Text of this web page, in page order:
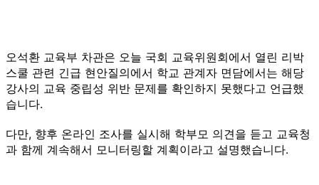
오석환 교육부 차관은 오늘 국회 교육위원회에서 열린 리박
스쿨 관련 긴급 현안질의에서 학교 관계자 면담에서는 해당
강사의 교육 중립성 위반 문제를 확인하지 못했다고 언급했
습니다.
다만, 향후 온라인 조사를 실시해 학부모 의견을 듣고 교육청
과 함께 계속해서 모니터링할 계획이라고 설명했습니다.